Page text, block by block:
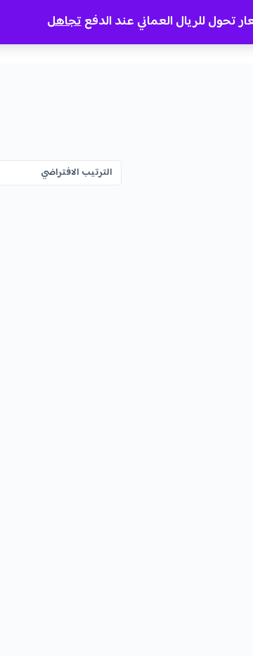
تحول للريال العماني عند الدفعتجاهل المدونة